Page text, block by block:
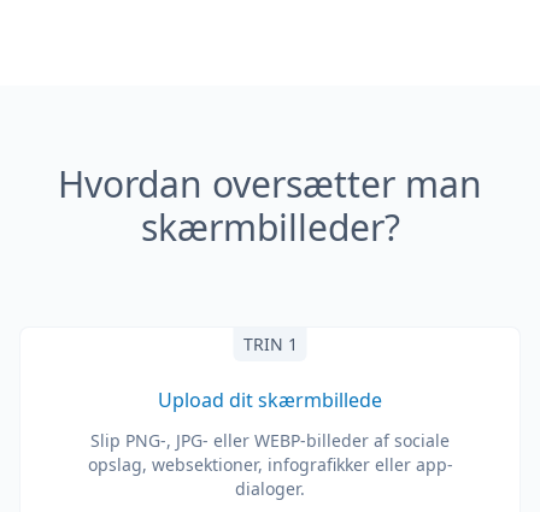
Hvordan oversætter man
skærmbilleder?
TRIN 1
Upload dit skærmbillede
Slip PNG-, JPG- eller WEBP-billeder af sociale
opslag, websektioner, infografikker eller app-
dialoger.